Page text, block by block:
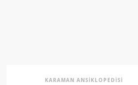
KARAMAN ANSIKLOPEDISI